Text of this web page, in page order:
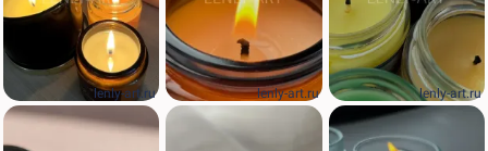
lenly-art.ru lenly-art.ru lenly-art.ru